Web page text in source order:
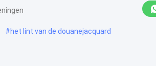
#het lint van de douanejacquard